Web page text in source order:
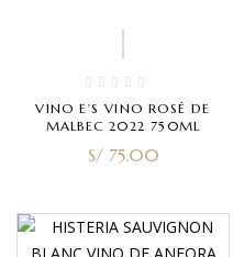
VINO E’S VINO ROSÉ DE
MALBEC 2022 750ML
S/75.00